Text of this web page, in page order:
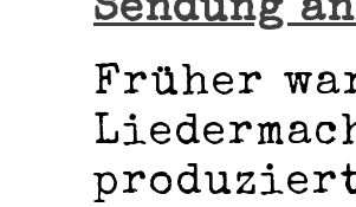
Sendung
Früher